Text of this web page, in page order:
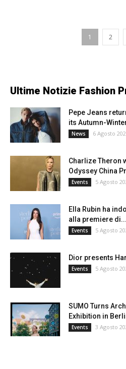
1 2
Ultime Notizie Fashion
Pepe Jeans
its Autumn-
News 6 Agosto
Charlize Theron
Odyssey China
Events 5 Agosto
Ella Rubin ha
alla premiere di...
Events 5 Agosto
Dior presents
Events 5 Agosto
SUMO Turns
Exhibition in
Events 3 Agosto